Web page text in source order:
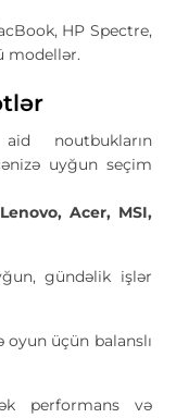
HP Spectre,
modellər.
noutbukların
uyğun seçim
Acer, MSI,
gündəlik işlər
oyun üçün balanslı
performans və